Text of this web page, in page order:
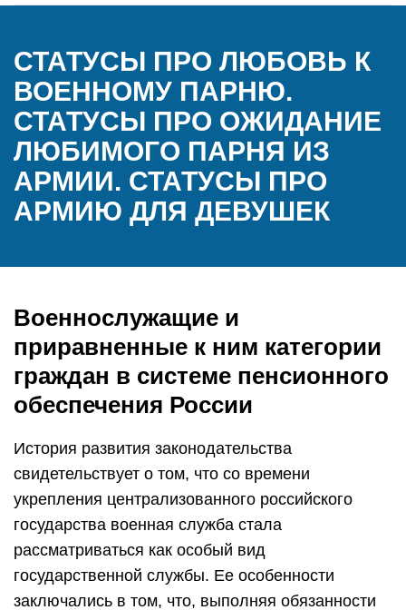
СТАТУСЫ ПРО ЛЮБОВЬ К
ВОЕННОМУ ПАРНЮ.
СТАТУСЫ ПРО ОЖИДАНИЕ
ЛЮБИМОГО ПАРНЯ ИЗ
АРМИИ. СТАТУСЫ ПРО
АРМИЮ ДЛЯ ДЕВУШЕК
Военнослужащие и
приравненные к ним категории
граждан в системе пенсионного
обеспечения России
История развития законодательства
свидетельствует о том, что со времени
укрепления централизованного российского
государства военная служба стала
рассматриваться как особый вид
государственной службы. Ее особенности
заключались в том, что, выполняя обязанности